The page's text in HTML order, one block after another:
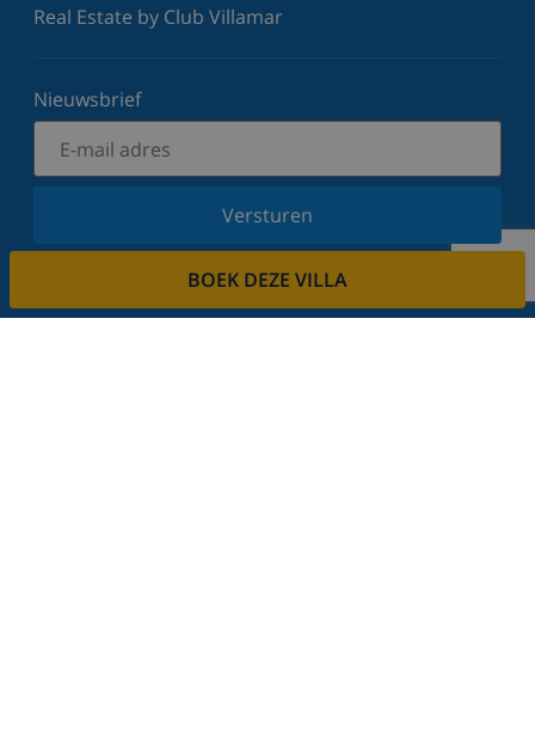
BOEK DEZE VILLA
Real Estate by Club Villamar
Nieuwsbrief
Versturen
Schrijf u in voor onze nieuwsbrief en blijf op de
Wij respecteren uw privacy.